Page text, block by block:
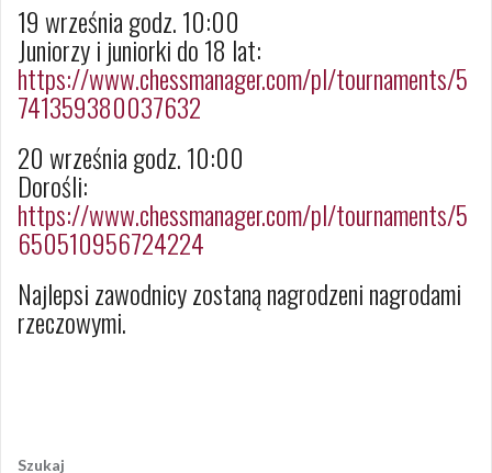
19 września godz. 10:00
Juniorzy i juniorki do 18 lat:
https://www.chessmanager.com/pl/tournaments/5
741359380037632
20 września godz. 10:00
Dorośli:
https://www.chessmanager.com/pl/tournaments/5
650510956724224
Najlepsi zawodnicy zostaną nagrodzeni nagrodami
rzeczowymi.
wpisu
Szukaj